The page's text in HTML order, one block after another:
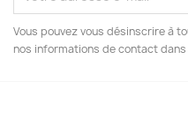
Vous pouvez vous désinscrire à
nos informations de contact